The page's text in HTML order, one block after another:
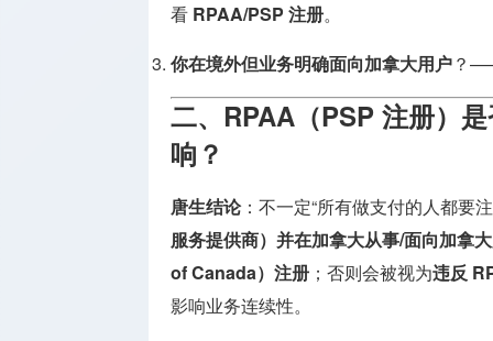
看 RPAA/PSP 注册。
你在境外但业务明确面向加拿大用户？
二、RPAA（PSP 注册）
响？
唐生结论：不一定“所有做支付的人都要
服务提供商）并在加拿大从事/面向加拿
of Canada）注册 ；否则会被视为违反
影响业务连续性。